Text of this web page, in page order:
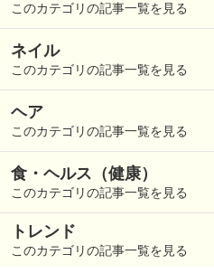
このカテゴリの記事一覧を見る
ネイル
このカテゴリの記事一覧を見る
ヘア
このカテゴリの記事一覧を見る
食・ヘルス（健康）
このカテゴリの記事一覧を見る
トレンド
このカテゴリの記事一覧を見る